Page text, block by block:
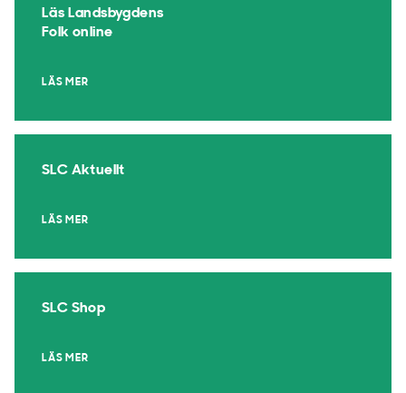
Läs Landsbygdens
Folk online
LÄS MER
SLC Aktuellt
LÄS MER
SLC Shop
LÄS MER